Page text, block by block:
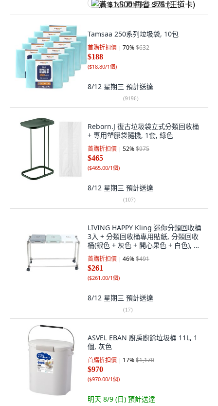
满 $1,500 再省 $75 (王道卡)
Tamsaa 250系列垃圾袋, 10包
首購折扣價 70%$632
$188
($18.80/1個)
8/12 星期三 預計送達
(9196)
Reborn.J 復古垃圾袋立式分類回收桶
+ 專用塑膠袋隨機, 1套, 綠色
首購折扣價 52%$975
$465
($465.00/1個)
8/12 星期三 預計送達
(107)
LIVING HAPPY Kling 迷你分類回收桶
3入 + 分類回收桶專用貼紙, 分類回收
桶(銀色 + 灰色 + 開心果色 + 白色), 貼
紙(TEXT 黑色), 1套
首購折扣價 46%$491
$261
($261.00/1個)
8/12 星期三 預計送達
(17)
ASVEL EBAN 廚房廚餘垃圾桶 11L, 1
個, 灰色
首購折扣價 17%$1,170
$970
($970.00/1個)
明天 8/9 (日) 預計送達